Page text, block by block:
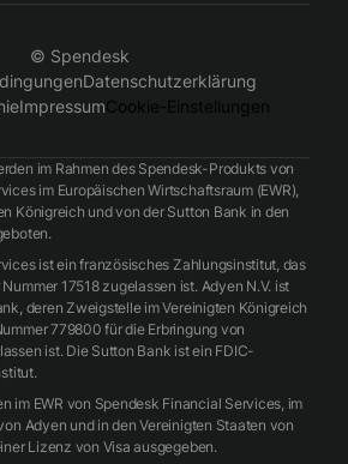
© Spendesk
Datenschutzerklärung
ImpressumCookie-Einstellungen
im Rahmen des Spendesk-Produkts von
im Europäischen Wirtschaftsraum (EWR),
Königreich und von der Sutton Bank in den
ist ein französisches Zahlungsinstitut, das
17518 zugelassen ist. Adyen N.V. ist
deren Zweigstelle im Vereinigten Königreich
779800 für die Erbringung von
ist. Die Sutton Bank ist ein FDIC-
im EWR von Spendesk Financial Services, im
Adyen und in den Vereinigten Staaten von
Lizenz von Visa ausgegeben.